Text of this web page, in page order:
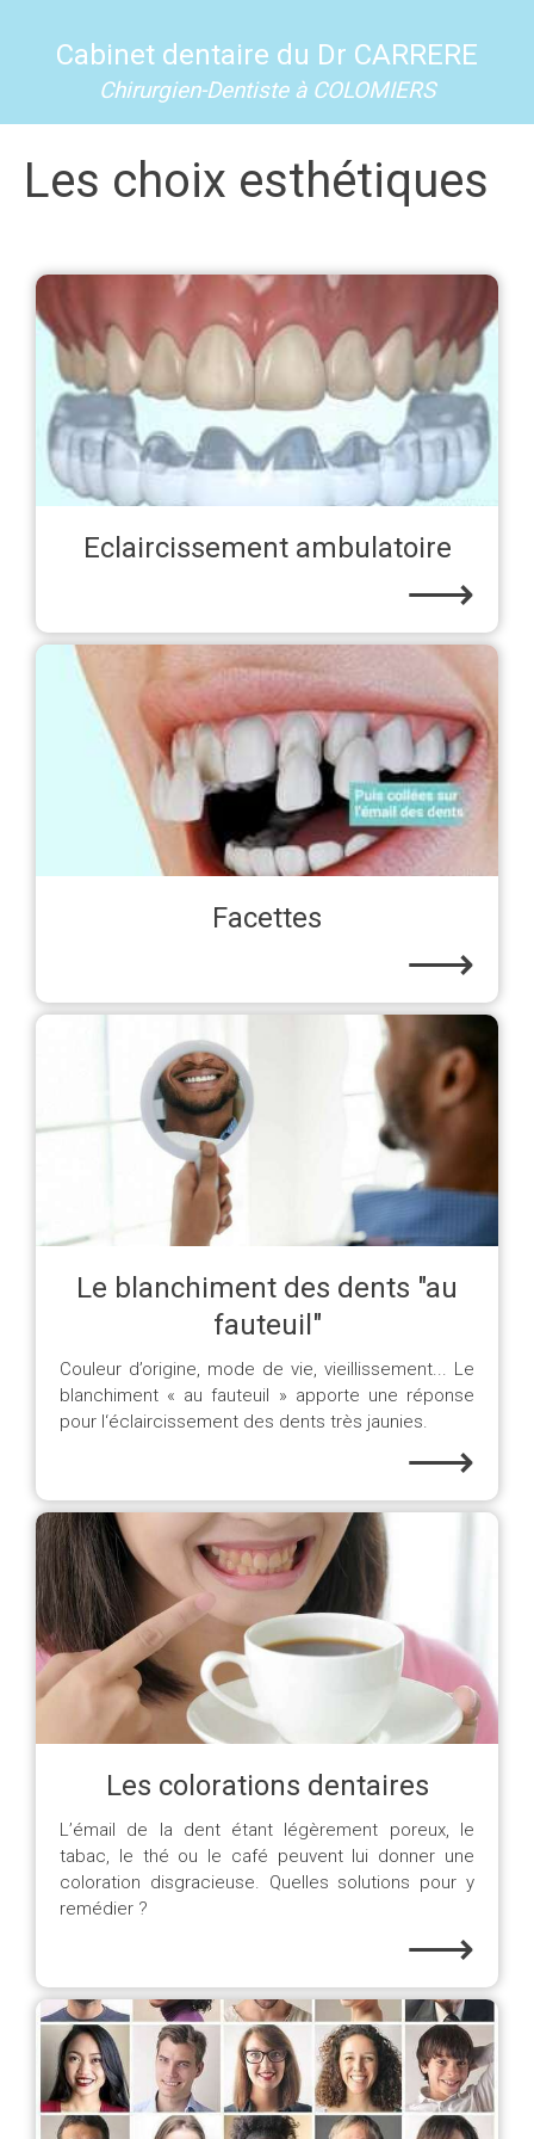
Cabinet dentaire du Dr CARRERE
Chirurgien-Dentiste à COLOMIERS
Les choix esthétiques
Eclaircissement ambulatoire
⟶
Facettes
⟶
Le blanchiment des dents "au
fauteuil"
Couleur d’origine, mode de vie, vieillissement... Le
blanchiment « au fauteuil » apporte une réponse
pour l‘éclaircissement des dents très jaunies.
⟶
Les colorations dentaires
L’émail de la dent étant légèrement poreux, le
tabac, le thé ou le café peuvent lui donner une
coloration disgracieuse. Quelles solutions pour y
remédier ?
⟶